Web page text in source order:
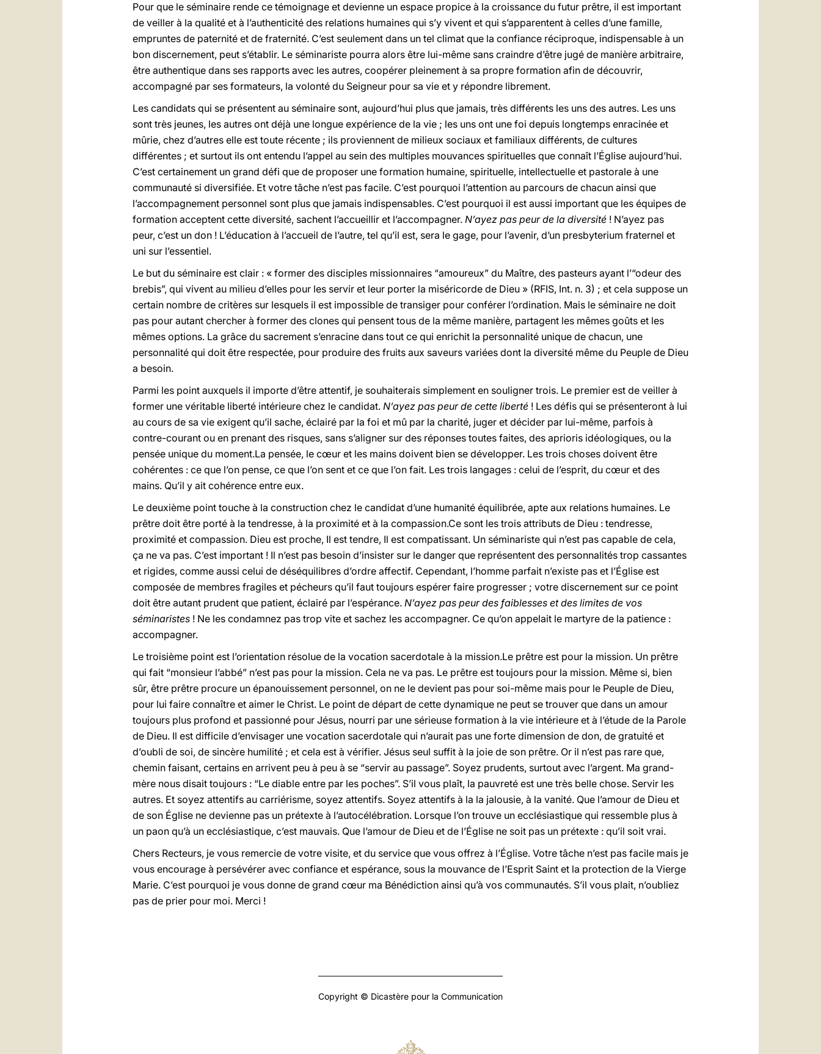
Pour que le séminaire rende ce témoignage et devienne un espace propice à la croissance du futur prêtre, il est important
de veiller à la qualité et à l’authenticité des relations humaines qui s’y vivent et qui s’apparentent à celles d’une famille,
empruntes de paternité et de fraternité. C’est seulement dans un tel climat que la confiance réciproque, indispensable à un
bon discernement, peut s’établir. Le séminariste pourra alors être lui-même sans craindre d’être jugé de manière arbitraire,
être authentique dans ses rapports avec les autres, coopérer pleinement à sa propre formation afin de découvrir,
accompagné par ses formateurs, la volonté du Seigneur pour sa vie et y répondre librement.
Les candidats qui se présentent au séminaire sont, aujourd’hui plus que jamais, très différents les uns des autres. Les uns
sont très jeunes, les autres ont déjà une longue expérience de la vie ; les uns ont une foi depuis longtemps enracinée et
mûrie, chez d’autres elle est toute récente ; ils proviennent de milieux sociaux et familiaux différents, de cultures
différentes ; et surtout ils ont entendu l’appel au sein des multiples mouvances spirituelles que connaît l’Église aujourd’hui.
C’est certainement un grand défi que de proposer une formation humaine, spirituelle, intellectuelle et pastorale à une
communauté si diversifiée. Et votre tâche n’est pas facile. C’est pourquoi l’attention au parcours de chacun ainsi que
l’accompagnement personnel sont plus que jamais indispensables. C’est pourquoi il est aussi important que les équipes de
formation acceptent cette diversité, sachent l’accueillir et l’accompagner. N’ayez pas peur de la diversité ! N’ayez pas
peur, c’est un don ! L’éducation à l’accueil de l’autre, tel qu’il est, sera le gage, pour l’avenir, d’un presbyterium fraternel et
uni sur l’essentiel.
Le but du séminaire est clair : « former des disciples missionnaires “amoureux” du Maître, des pasteurs ayant l’“odeur des
brebis”, qui vivent au milieu d’elles pour les servir et leur porter la miséricorde de Dieu » (RFIS, Int. n. 3) ; et cela suppose un
certain nombre de critères sur lesquels il est impossible de transiger pour conférer l’ordination. Mais le séminaire ne doit
pas pour autant chercher à former des clones qui pensent tous de la même manière, partagent les mêmes goûts et les
mêmes options. La grâce du sacrement s’enracine dans tout ce qui enrichit la personnalité unique de chacun, une
personnalité qui doit être respectée, pour produire des fruits aux saveurs variées dont la diversité même du Peuple de Dieu
a besoin.
Parmi les point auxquels il importe d’être attentif, je souhaiterais simplement en souligner trois. Le premier est de veiller à
former une véritable liberté intérieure chez le candidat. N’ayez pas peur de cette liberté ! Les défis qui se présenteront à lui
au cours de sa vie exigent qu’il sache, éclairé par la foi et mû par la charité, juger et décider par lui-même, parfois à
contre-courant ou en prenant des risques, sans s’aligner sur des réponses toutes faites, des aprioris idéologiques, ou la
pensée unique du moment.La pensée, le cœur et les mains doivent bien se développer. Les trois choses doivent être
cohérentes : ce que l’on pense, ce que l’on sent et ce que l’on fait. Les trois langages : celui de l’esprit, du cœur et des
mains. Qu’il y ait cohérence entre eux.
Le deuxième point touche à la construction chez le candidat d’une humanité équilibrée, apte aux relations humaines. Le
prêtre doit être porté à la tendresse, à la proximité et à la compassion.Ce sont les trois attributs de Dieu : tendresse,
proximité et compassion. Dieu est proche, Il est tendre, Il est compatissant. Un séminariste qui n’est pas capable de cela,
ça ne va pas. C’est important ! Il n’est pas besoin d’insister sur le danger que représentent des personnalités trop cassantes
et rigides, comme aussi celui de déséquilibres d’ordre affectif. Cependant, l’homme parfait n’existe pas et l’Église est
composée de membres fragiles et pécheurs qu’il faut toujours espérer faire progresser ; votre discernement sur ce point
doit être autant prudent que patient, éclairé par l’espérance. N’ayez pas peur des faiblesses et des limites de vos
séminaristes ! Ne les condamnez pas trop vite et sachez les accompagner. Ce qu’on appelait le martyre de la patience :
accompagner.
Le troisième point est l’orientation résolue de la vocation sacerdotale à la mission.Le prêtre est pour la mission. Un prêtre
qui fait “monsieur l’abbé” n’est pas pour la mission. Cela ne va pas. Le prêtre est toujours pour la mission. Même si, bien
sûr, être prêtre procure un épanouissement personnel, on ne le devient pas pour soi-même mais pour le Peuple de Dieu,
pour lui faire connaître et aimer le Christ. Le point de départ de cette dynamique ne peut se trouver que dans un amour
toujours plus profond et passionné pour Jésus, nourri par une sérieuse formation à la vie intérieure et à l’étude de la Parole
de Dieu. Il est difficile d’envisager une vocation sacerdotale qui n’aurait pas une forte dimension de don, de gratuité et
d’oubli de soi, de sincère humilité ; et cela est à vérifier. Jésus seul suffit à la joie de son prêtre. Or il n’est pas rare que,
chemin faisant, certains en arrivent peu à peu à se “servir au passage”. Soyez prudents, surtout avec l’argent. Ma grand-
mère nous disait toujours : “Le diable entre par les poches”. S’il vous plaît, la pauvreté est une très belle chose. Servir les
autres. Et soyez attentifs au carriérisme, soyez attentifs. Soyez attentifs à la la jalousie, à la vanité. Que l’amour de Dieu et
de son Église ne devienne pas un prétexte à l’autocélébration. Lorsque l’on trouve un ecclésiastique qui ressemble plus à
un paon qu’à un ecclésiastique, c’est mauvais. Que l’amour de Dieu et de l’Église ne soit pas un prétexte : qu’il soit vrai.
Chers Recteurs, je vous remercie de votre visite, et du service que vous offrez à l’Église. Votre tâche n’est pas facile mais je
vous encourage à persévérer avec confiance et espérance, sous la mouvance de l’Esprit Saint et la protection de la Vierge
Marie. C’est pourquoi je vous donne de grand cœur ma Bénédiction ainsi qu’à vos communautés. S’il vous plait, n’oubliez
pas de prier pour moi. Merci !
Copyright © Dicastère pour la Communication